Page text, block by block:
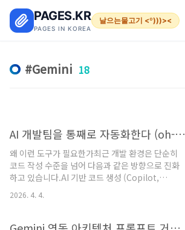
PAGES.KR
PAGES IN KOREA
날으는물고기 <º)))><
Gemini 18
AI 개발팀을 통째로 자동화한다 (oh-my-claudecode 완전 정복 가이드)
왜 이런 도구가 필요한가최근 개발 환경은 단순히
코드 작성 수준을 넘어 다음과 같은 방향으로 진화
하고 있습니다.AI 기반 코드 생성 (Copilot,
Claude Code 등)자동 테스트 및 검증DevOps 자
동화보안 자동 분석하지만 기존 AI 도구의 한계는
은 다음 문제를 발생시킵니다.코드 품질 불안정보안
2026. 4. 4.